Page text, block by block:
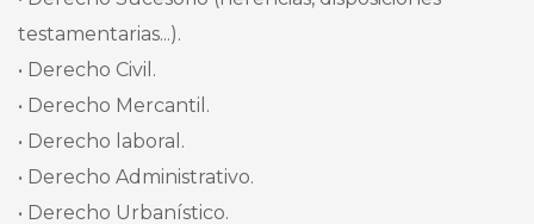
testamentarias...).
• Derecho Civil.
• Derecho Mercantil.
• Derecho laboral.
• Derecho Administrativo.
• Derecho Urbanístico.